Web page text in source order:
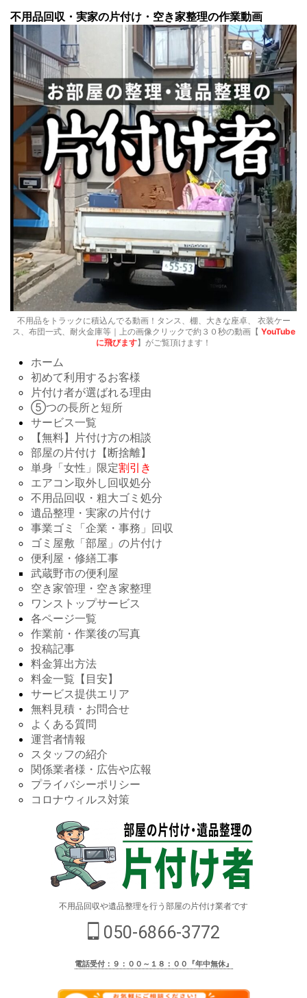
不用品回収・実家の片付け・空き家整理の作業動画
不用品をトラックに積込んでる動画！タンス、棚、大きな座卓、 衣装ケー
ス、布団一式、耐火金庫等｜上の画像クリックで約３０秒の動画【 YouTube
に飛びます】がご覧頂けます！
ホーム
初めて利用するお客様
片付け者が選ばれる理由
⑤つの長所と短所
サービス一覧
【無料】片付け方の相談
部屋の片付け【断捨離】
単身「女性」限定割引き
エアコン取外し回収処分
不用品回収・粗大ゴミ処分
遺品整理・実家の片付け
事業ゴミ「企業・事務」回収
ゴミ屋敷「部屋」の片付け
便利屋・修繕工事
武蔵野市の便利屋
空き家管理・空き家整理
ワンストップサービス
各ページ一覧
作業前・作業後の写真
投稿記事
料金算出方法
料金一覧【目安】
サービス提供エリア
無料見積・お問合せ
よくある質問
運営者情報
スタッフの紹介
関係業者様・広告や広報
プライバシーポリシー
コロナウィルス対策
不用品回収や遺品整理を行う部屋の片付け業者です
050-6866-3772
電話受付：９：００～１８：００『年中無休』